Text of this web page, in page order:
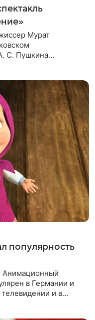
Мурат
С. Пушкина
популярность
в Германии и
и в